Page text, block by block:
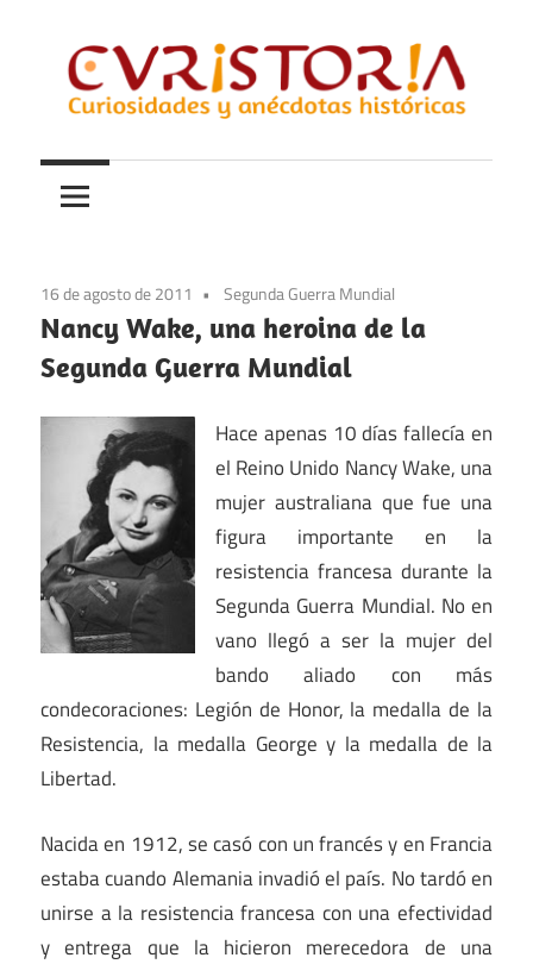
contenido
Curistoria
y
anécdotas
historia
16 de agosto de 2011 Segunda Guerra Mundial
Nancy Wake, una heroina de la
Segunda Guerra Mundial
Hace apenas 10 días fallecía en
el Reino Unido Nancy Wake, una
mujer australiana que fue una
figura importante en la
resistencia francesa durante la
Segunda Guerra Mundial. No en
vano llegó a ser la mujer del
bando aliado con más
condecoraciones: Legión de Honor, la medalla de la
Resistencia, la medalla George y la medalla de la
Libertad.
Nacida en 1912, se casó con un francés y en Francia
estaba cuando Alemania invadió el país. No tardó en
unirse a la resistencia francesa con una efectividad
y entrega que la hicieron merecedora de una